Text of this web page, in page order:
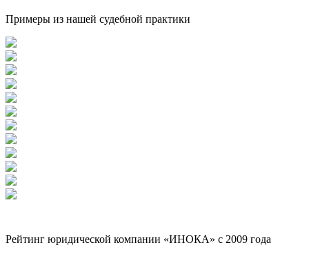
Примеры из нашей судебной практики
Рейтинг юридической компании «ИНОКА» с 2009 года